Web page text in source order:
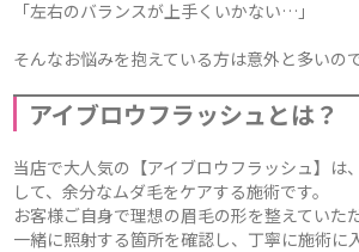
「左右のバランスが上手くいかない…」
そんなお悩みを抱えている方は意外と多いの
アイブロウフラッシュとは？
当店で大人気の【アイブロウフラッシュ】は
して、余分なムダ毛をケアする施術です。
お客様ご自身で理想の眉毛の形を整えていた
一緒に照射する箇所を確認し、丁寧に施術に